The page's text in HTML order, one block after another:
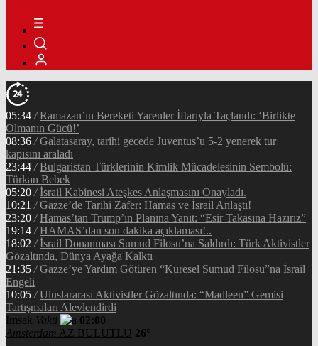
05:34 / Ramazan’ın Bereketi Yarenler İftarıyla Taçlandı: ‘Birlikte
Olmanın Gücü!’
08:36 / Galatasaray, tarihi gecede Juventus’u 5-2 yenerek tur
kapısını araladı
23:44 / Bulgaristan Türklerinin Kimlik Mücadelesinin Sembolü:
Türkan Bebek
05:20 / İsrail Kabinesi Ateşkes Anlaşmasını Onayladı.
10:21 / Gazze’de Tarihi Zafer: Hamas ve İsrail Anlaştı!
23:20 / Hamas’tan Trump’ın Planına Yanıt: “Esir Takasına Hazırız”
19:14 / HAMAS’dan son dakika açıklaması!..
18:02 / İsrail Donanması Sumud Filosu’na Saldırdı: Türk Aktivistler
Gözaltında, Dünya Ayağa Kalktı
21:35 / Gazze’ye Yardım Götüren “Küresel Sumud Filosu”na İsrail
Engeli
10:05 / Uluslararası Aktivistler Gözaltında: “Madleen” Gemisi
Tartışmaları Alevlendirdi
İmsak Vakti
02:00
Amsterdam AZ BULUTLU 26°